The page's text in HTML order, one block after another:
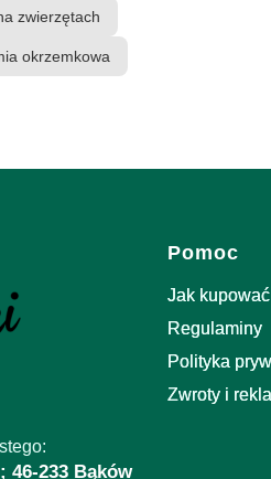
zwierzętach
okrzemkowa
46-233 Bąków
Linki w
Pomoc
Jak kupować
Regulaminy
Polityka
Zwroty i